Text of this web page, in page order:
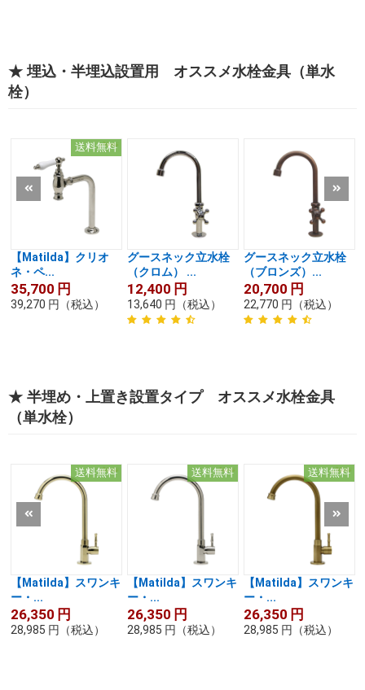
★ 埋込・半埋込設置用 オススメ水栓金具（単水
栓）
送料無料
【Matilda】クリオ
ネ・ペ...
35,700 円
39,270 円 （税込）
グースネック立水栓
（クロム） ...
12,400 円
13,640 円 （税込）
グースネック立水栓
（ブロンズ）...
20,700 円
22,770 円 （税込）
★ 半埋め・上置き設置タイプ オススメ水栓金具
（単水栓）
送料無料
【Matilda】スワンキ
ー・...
26,350 円
28,985 円 （税込）
送料無料
【Matilda】スワンキ
ー・...
26,350 円
28,985 円 （税込）
送料無料
【Matilda】スワンキ
ー・...
26,350 円
28,985 円 （税込）